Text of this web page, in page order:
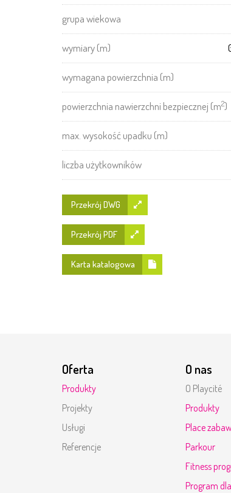
grupa wiekowa
wymiary (m)
wymagana powierzchnia (m)
powierzchnia nawierzchni bezpiecznej (m2)
max. wysokość upadku (m)
liczba użytkowników
Przekrój DWG
Przekrój PDF
Karta katalogowa
Oferta
Produkty
Projekty
Usługi
Referencje
O nas
O Playcité
Produkty
Place
Parkour
Fitness
Program